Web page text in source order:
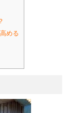
める